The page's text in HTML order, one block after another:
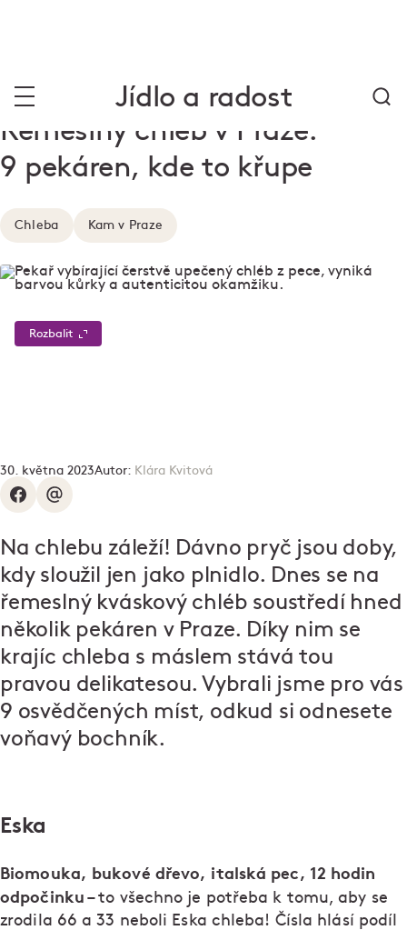
Jídlo a radost
Řemeslný chléb v Praze:
9 pekáren, kde to křupe
Chleba Kam v Praze
Rozbalit
30. května 2023Autor: Klára Kvitová
Na chlebu záleží! Dávno pryč jsou doby,
kdy sloužil jen jako plnidlo. Dnes se na
řemeslný kváskový chléb soustředí hned
několik pekáren v Praze. Díky nim se
krajíc chleba s máslem stává tou
pravou delikatesou. Vybrali jsme pro vás
9 osvědčených míst, odkud si odnesete
voňavý bochník.
Eska
Biomouka, bukové dřevo, italská pec, 12 hodin
odpočinku – to všechno je potřeba k tomu, aby se
zrodila 66 a 33 neboli Eska chleba! Čísla hlásí podíl